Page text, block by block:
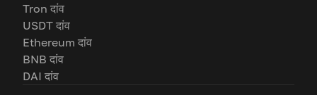
Tron दांव
USDT दांव
Ethereum दांव
BNB दांव
DAI दांव